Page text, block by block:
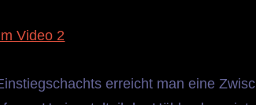
Video 2
erreicht man eine